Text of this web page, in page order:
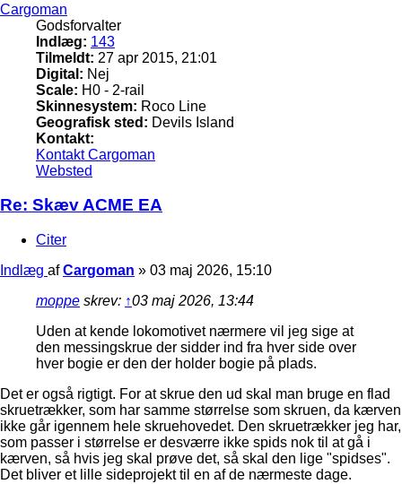
Cargoman
Godsforvalter
Indlæg: 143
Tilmeldt: 27 apr 2015, 21:01
Digital: Nej
Scale: H0 - 2-rail
Skinnesystem: Roco Line
Geografisk sted: Devils Island
Kontakt:
Kontakt Cargoman
Websted
Re: Skæv ACME EA
Citer
Indlæg afCargoman » 03 maj 2026, 15:10
moppe skrev: ↑03 maj 2026, 13:44
Uden at kende lokomotivet nærmere vil jeg sige at
den messingskrue der sidder ind fra hver side over
hver bogie er den der holder bogie på plads.
Det er også rigtigt. For at skrue den ud skal man bruge en flad
skruetrækker, som har samme størrelse som skruen, da kærven
ikke går igennem hele skruehovedet. Den skruetrækker jeg har,
som passer i størrelse er desværre ikke spids nok til at gå i
kærven, så hvis jeg skal prøve det, så skal den lige "spidses".
Det bliver et lille sideprojekt til en af de nærmeste dage.